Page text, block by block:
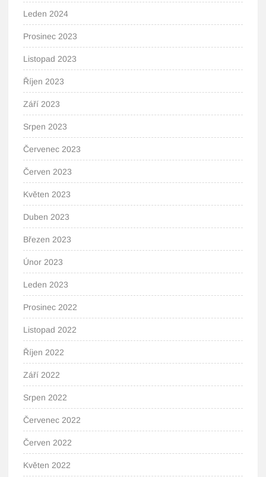
Leden 2024
Prosinec 2023
Listopad 2023
Říjen 2023
Září 2023
Srpen 2023
Červenec 2023
Červen 2023
Květen 2023
Duben 2023
Březen 2023
Únor 2023
Leden 2023
Prosinec 2022
Listopad 2022
Říjen 2022
Září 2022
Srpen 2022
Červenec 2022
Červen 2022
Květen 2022